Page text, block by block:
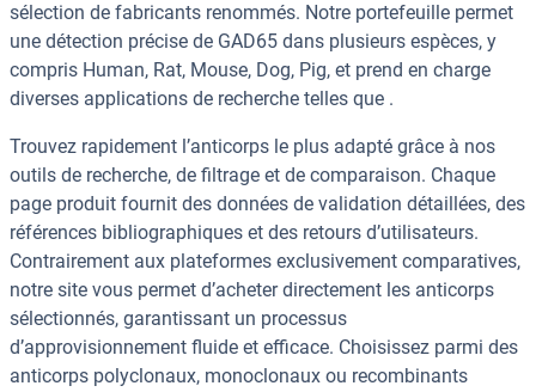
sélection de fabricants renommés. Notre portefeuille permet
une détection précise de GAD65 dans plusieurs espèces, y
compris Human, Rat, Mouse, Dog, Pig, et prend en charge
diverses applications de recherche telles que .
Trouvez rapidement l’anticorps le plus adapté grâce à nos
outils de recherche, de filtrage et de comparaison. Chaque
page produit fournit des données de validation détaillées, des
références bibliographiques et des retours d’utilisateurs.
Contrairement aux plateformes exclusivement comparatives,
notre site vous permet d’acheter directement les anticorps
sélectionnés, garantissant un processus
d’approvisionnement fluide et efficace. Choisissez parmi des
anticorps polyclonaux, monoclonaux ou recombinants